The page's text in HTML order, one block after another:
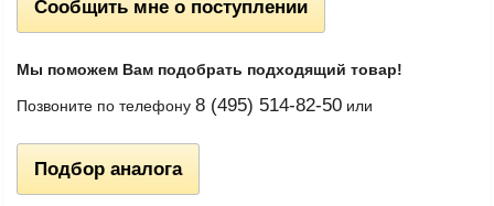
Сообщить мне о поступлении
Мы поможем Вам подобрать подходящий товар!
Позвоните по телефону 8 (495) 514-82-50 или
Подбор аналога